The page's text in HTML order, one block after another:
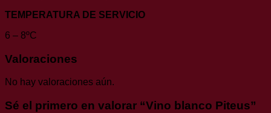
TEMPERATURA DE SERVICIO
6 – 8ºC
Valoraciones
No hay valoraciones aún.
Sé el primero en valorar “Vino blanco Piteus”